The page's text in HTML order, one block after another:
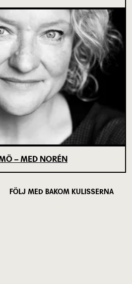
– MED NORÉN
FÖLJ MED BAKOM KULISSERNA